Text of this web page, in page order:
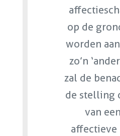
op de
worden
zo’n
zal de
de stelling
van
affectieve